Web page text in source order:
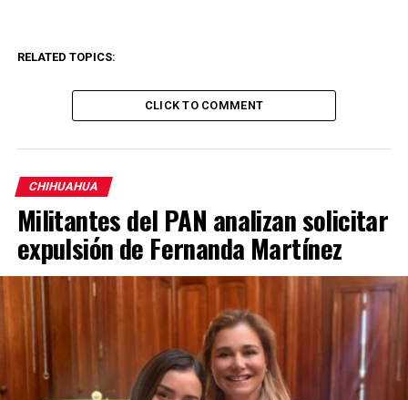
RELATED TOPICS:
CLICK TO COMMENT
CHIHUAHUA
Militantes del PAN analizan solicitar
expulsión de Fernanda Martínez